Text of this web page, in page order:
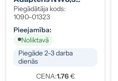
Taisns
Piegādātāja kods:
1090-01323
Pieejamība:
Noliktavā
Piegāde 2-3 darba
dienās
CENA:1.76€